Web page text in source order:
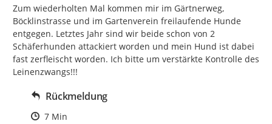
Zum wiederholten Mal kommen mir im Gärtnerweg,
Böcklinstrasse und im Gartenverein freilaufende Hunde
entgegen. Letztes Jahr sind wir beide schon von 2
Schäferhunden attackiert worden und mein Hund ist dabei
fast zerfleischt worden. Ich bitte um verstärkte Kontrolle des
Leinenzwangs!!!
Rückmeldung
Zeitpunkt des Erstellens
7 Min